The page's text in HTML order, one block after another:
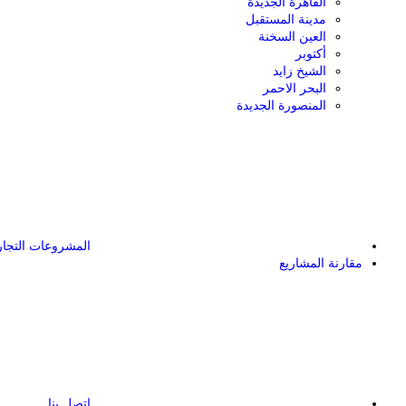
مدينة المستقبل
العين السخنة
أكتوبر
الشيخ زايد
البحر الاحمر
المنصورة الجديدة
المشروعات
مقارنة المشاريع